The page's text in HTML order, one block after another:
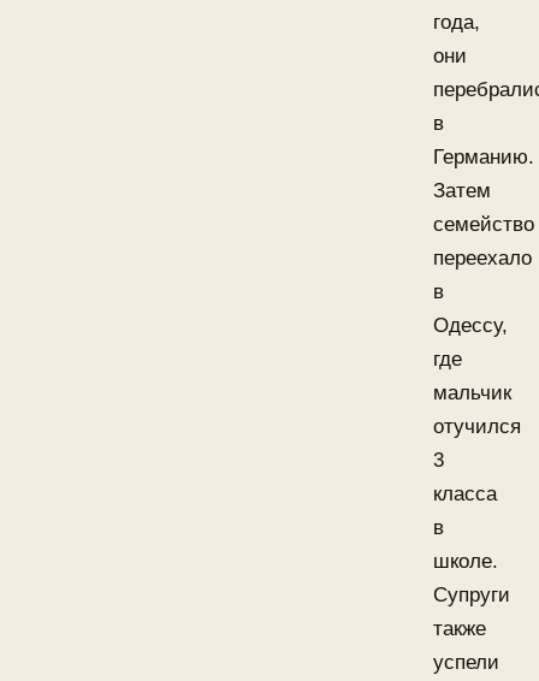
года,
они
в
Германию.
Затем
семейство
переехало
в
Одессу,
где
мальчик
отучился
3
класса
в
школе.
Супруги
также
успели